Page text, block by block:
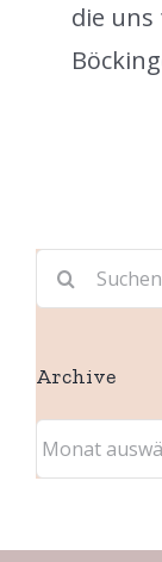
die
Suche
nach:
Archive
Archive